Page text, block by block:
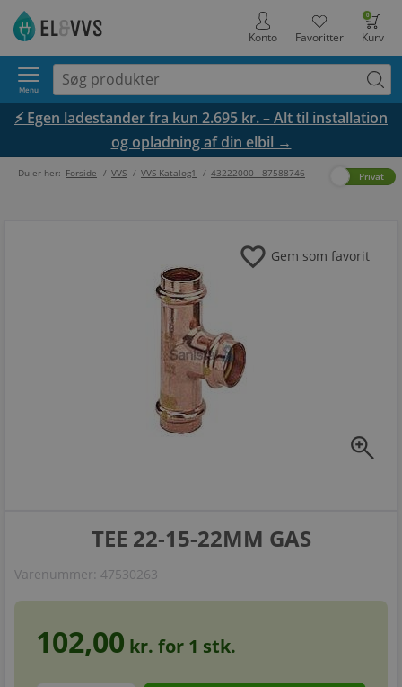
0
Kurv
Favoritter
Konto
Menu
⚡ Egen ladestander fra kun 2.695 kr. – Alt til installation
og opladning af din elbil →
Du er her: Forside / VVS / VVS Katalog1 / 43222000 - 87588746 Privat
Erhverv
zoom_in
favorite Gem som favorit
TEE 22-15-22MM GAS
Varenummer: 47530263
102,00 kr. for 1 stk.